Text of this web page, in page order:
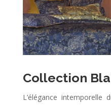
Collection
L’élégance